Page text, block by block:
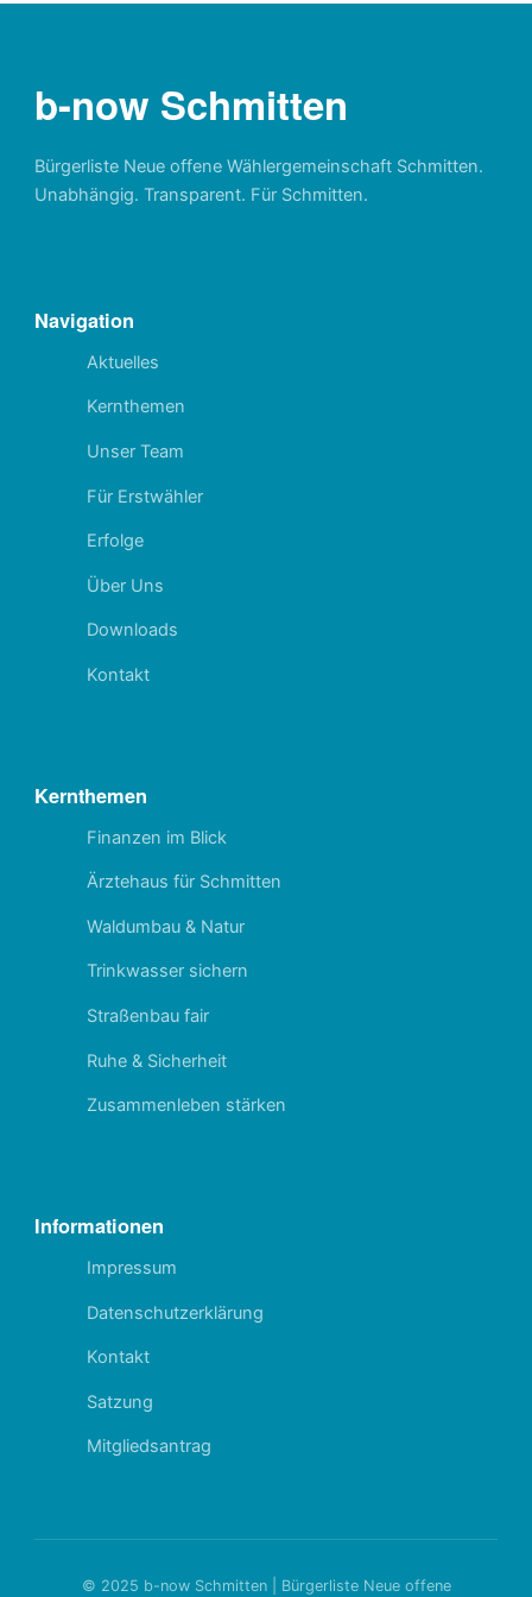
b-now Schmitten
Bürgerliste Neue offene Wählergemeinschaft Schmitten.
Unabhängig. Transparent. Für Schmitten.
Navigation
Aktuelles
Kernthemen
Unser Team
Für Erstwähler
Erfolge
Über Uns
Downloads
Kontakt
Kernthemen
Finanzen im Blick
Ärztehaus für Schmitten
Waldumbau & Natur
Trinkwasser sichern
Straßenbau fair
Ruhe & Sicherheit
Zusammenleben stärken
Informationen
Impressum
Datenschutzerklärung
Kontakt
Satzung
Mitgliedsantrag
© 2025 b-now Schmitten | Bürgerliste Neue offene